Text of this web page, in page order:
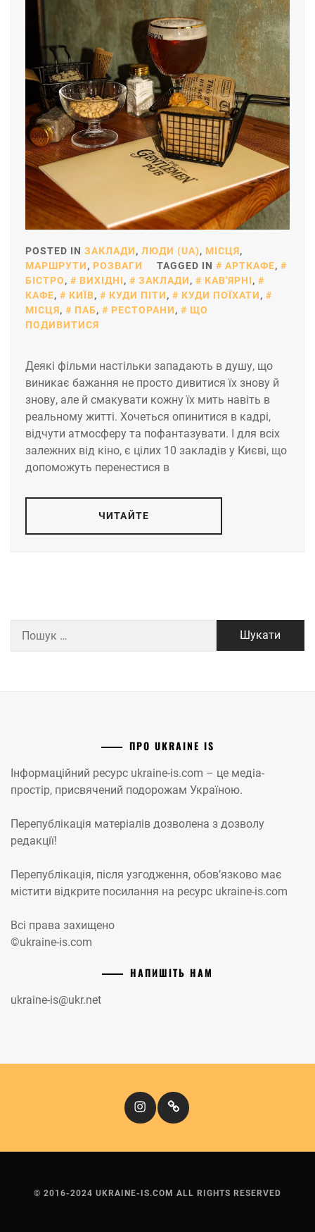
POSTED IN ЗАКЛАДИ, ЛЮДИ (UA), МІСЦЯ,
МАРШРУТИ, РОЗВАГИ TAGGED IN АРТКАФЕ,
БІСТРО, ВИХІДНІ, ЗАКЛАДИ, КАВ'ЯРНІ,
КАФЕ, КИЇВ, КУДИ ПІТИ, КУДИ ПОЇХАТИ,
МІСЦЯ, ПАБ, РЕСТОРАНИ,
ЩО
ПОДИВИТИСЯ
Деякі фільми настільки западають в душу, що
виникає бажання не просто дивитися їх знову й
знову, але й смакувати кожну їх мить навіть в
реальному житті. Хочеться опинитися в кадрі,
відчути атмосферу та пофантазувати. І для всіх
залежних від кіно, є цілих 10 закладів у Києві, що
допоможуть перенестися в
ЧИТАЙТЕ
ПРО UKRAINE IS
Інформаційний ресурс ukraine-is.com – це медіа-
простір, присвячений подорожам Україною.
Перепублікація матеріалів дозволена з дозволу
редакції!
Перепублікація, після узгодження, обов’язково має
містити відкрите посилання на ресурс ukraine-is.com
Всі права захищено
©ukraine-is.com
НАПИШІТЬ НАМ
ukraine-is@ukr.net
InstagramКіномандри
© 2016-2024 UKRAINE-IS.COM ALL RIGHTS RESERVED